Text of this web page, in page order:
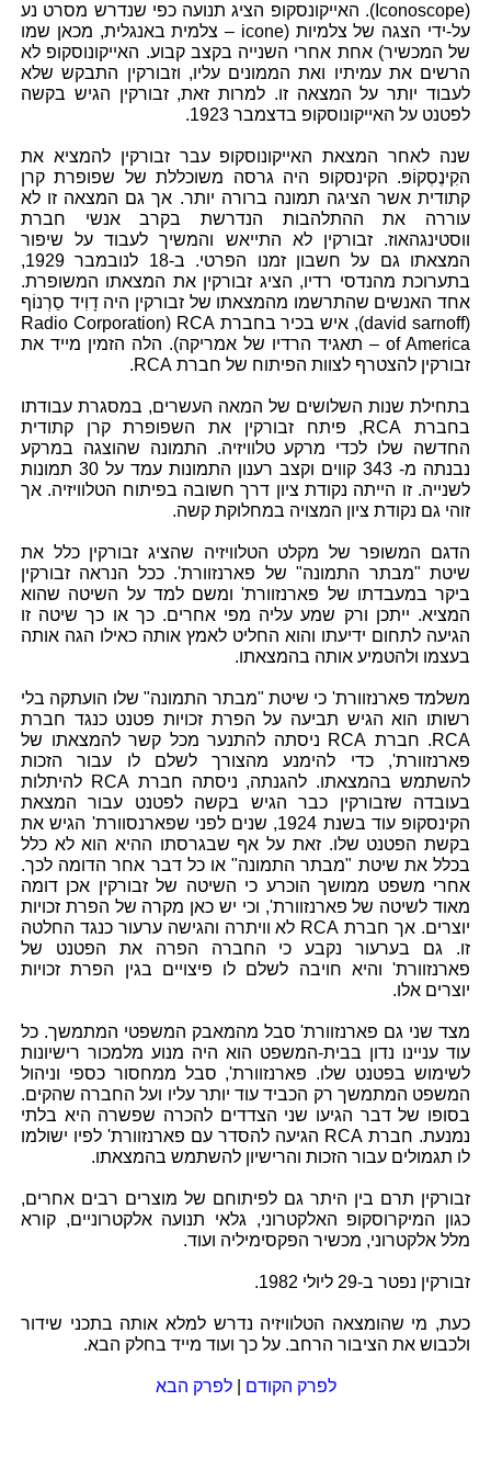
(Iconoscope). האייקונסקופ הציג תנועה כפי שנדרש מסרט נע
על-ידי הצגה של צלמיות (icone – צלמית באנגלית, מכאן שמו
של המכשיר) אחת אחרי השנייה בקצב קבוע. האייקונוסקופ לא
הרשים את עמיתיו ואת הממונים עליו, וזבורקין התבקש שלא
לעבוד יותר על המצאה זו. למרות זאת, זבורקין הגיש בקשה
לפטנט על האייקונוסקופ בדצמבר 1923.
שנה לאחר המצאת האייקונוסקופ עבר זבורקין להמציא את
הקִינֶסְקוֹפּ. הקינסקופ היה גרסה משוכללת של שפופרת קרן
קתודית אשר הציגה תמונה ברורה יותר. אך גם המצאה זו לא
עוררה את ההתלהבות הנדרשת בקרב אנשי חברת
ווסטינגהאוז. זבורקין לא התייאש והמשיך לעבוד על שיפור
המצאתו גם על חשבון זמנו הפרטי. ב-18 לנובמבר 1929,
בתערוכת מהנדסי רדיו, הציג זבורקין את המצאתו המשופרת.
אחד האנשים שהתרשמו מהמצאתו של זבורקין היה דָוִיד סַרְנוֹף
(david sarnoff), איש בכיר בחברת RCA (Radio Corporation
of America – תאגיד הרדיו של אמריקה). הלה הזמין מייד את
זבורקין להצטרף לצוות הפיתוח של חברת RCA.
בתחילת שנות השלושים של המאה העשרים, במסגרת עבודתו
בחברת RCA, פיתח זבורקין את השפופרת קרן קתודית
החדשה שלו לכדי מרקע טלוויזיה. התמונה שהוצגה במרקע
נבנתה מ- 343 קווים וקצב רענון התמונות עמד על 30 תמונות
לשנייה. זו הייתה נקודת ציון דרך חשובה בפיתוח הטלוויזיה. אך
זוהי גם נקודת ציון המצויה במחלוקת קשה.
הדגם המשופר של מקלט הטלוויזיה שהציג זבורקין כלל את
שיטת "מבתר התמונה" של פארנזוורת'. ככל הנראה זבורקין
ביקר במעבדתו של פארנזוורת' ומשם למד על השיטה שהוא
המציא. ייתכן ורק שמע עליה מפי אחרים. כך או כך שיטה זו
הגיעה לתחום ידיעתו והוא החליט לאמץ אותה כאילו הגה אותה
בעצמו ולהטמיע אותה בהמצאתו.
משלמד פארנזוורת' כי שיטת "מבתר התמונה" שלו הועתקה בלי
רשותו הוא הגיש תביעה על הפרת זכויות פטנט כנגד חברת
RCA. חברת RCA ניסתה להתנער מכל קשר להמצאתו של
פארנזוורת', כדי להימנע מהצורך לשלם לו עבור הזכות
להשתמש בהמצאתו. להגנתה, ניסתה חברת RCA להיתלות
בעובדה שזבורקין כבר הגיש בקשה לפטנט עבור המצאת
הקינסקופ עוד בשנת 1924, שנים לפני שפארנסוורת' הגיש את
בקשת הפטנט שלו. זאת על אף שבגרסתו ההיא הוא לא כלל
בכלל את שיטת "מבתר התמונה" או כל דבר אחר הדומה לכך.
אחרי משפט ממושך הוכרע כי השיטה של זבורקין אכן דומה
מאוד לשיטה של פארנזוורת', וכי יש כאן מקרה של הפרת זכויות
יוצרים. אך חברת RCA לא וויתרה והגישה ערעור כנגד החלטה
זו. גם בערעור נקבע כי החברה הפרה את הפטנט של
פארנזוורת' והיא חויבה לשלם לו פיצויים בגין הפרת זכויות
יוצרים אלו.
מצד שני גם פארנזוורת' סבל מהמאבק המשפטי המתמשך. כל
עוד עניינו נדון בבית-המשפט הוא היה מנוע מלמכור רישיונות
לשימוש בפטנט שלו. פארנזוורת', סבל ממחסור כספי וניהול
המשפט המתמשך רק הכביד עוד יותר עליו ועל החברה שהקים.
בסופו של דבר הגיעו שני הצדדים להכרה שפשרה היא בלתי
נמנעת. חברת RCA הגיעה להסדר עם פארנזוורת' לפיו ישולמו
לו תגמולים עבור הזכות והרישיון להשתמש בהמצאתו.
זבורקין תרם בין היתר גם לפיתוחם של מוצרים רבים אחרים,
כגון המיקרוסקופ האלקטרוני, גלאי תנועה אלקטרוניים, קורא
מלל אלקטרוני, מכשיר הפקסימיליה ועוד.
זבורקין נפטר ב-29 ליולי 1982.
כעת, מי שהומצאה הטלוויזיה נדרש למלא אותה בתכני שידור
ולכבוש את הציבור הרחב. על כך ועוד מייד בחלק הבא.
לפרק הקודם |לפרק הבא